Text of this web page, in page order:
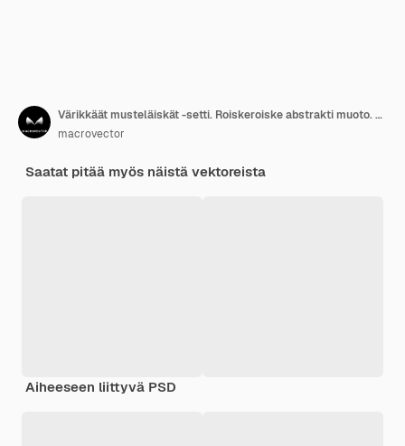
Värikkäät musteläiskät -setti. Roiskeroiske abstrakti muoto. Vektorikuva
macrovector
Saatat pitää myös näistä vektoreista
Aiheeseen liittyvä PSD